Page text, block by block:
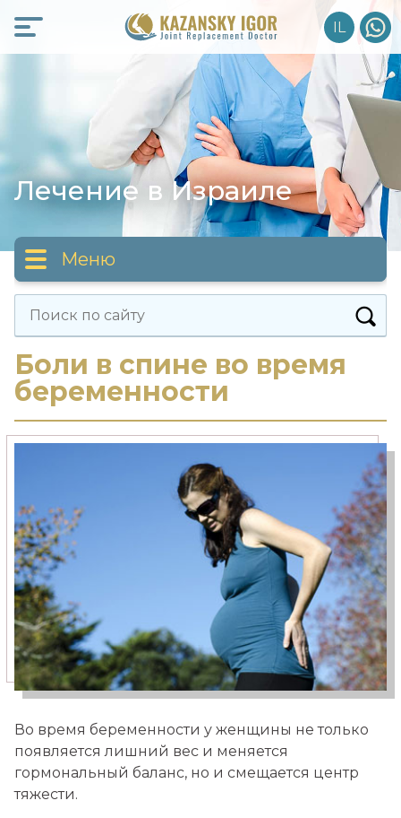
content
IL
Лечение в Израиле
Меню
Статьи
Правда о лечении
Медицинский туризм
Москва — Израиль
Боли в спине во время
беременности
Во время беременности у женщины не только
появляется лишний вес и меняется
гормональный баланс, но и смещается центр
тяжести.